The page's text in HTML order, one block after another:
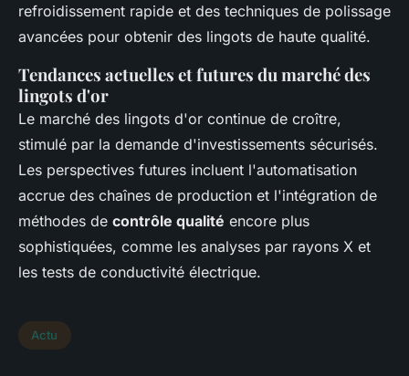
refroidissement rapide et des techniques de polissage
avancées pour obtenir des lingots de haute qualité.
Tendances actuelles et futures du marché des
lingots d'or
Le marché des lingots d'or continue de croître,
stimulé par la demande d'investissements sécurisés.
Les perspectives futures incluent l'automatisation
accrue des chaînes de production et l'intégration de
méthodes de contrôle qualité encore plus
sophistiquées, comme les analyses par rayons X et
les tests de conductivité électrique.
Actu